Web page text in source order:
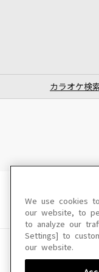
カラオケ検
We use cookies
our website, to
to analyze our
Settings] to
our website.